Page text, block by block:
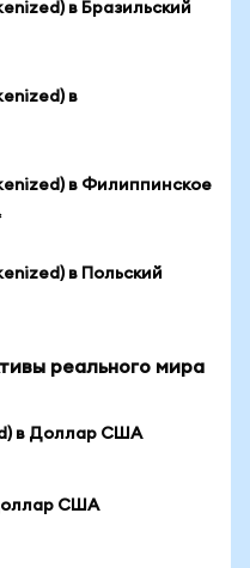
в Бразильский
в
в Филиппинское
в Польский
реального мира
в Доллар США
США